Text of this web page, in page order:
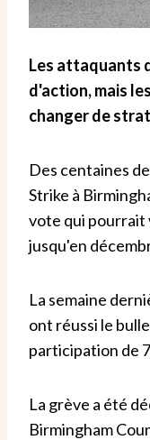
Les attaquants
d'action, mais
changer de
Des centaines
Strike à
vote qui pourrait
jusqu'en
La semaine
ont réussi le
participation de
La grève a été
Birmingham